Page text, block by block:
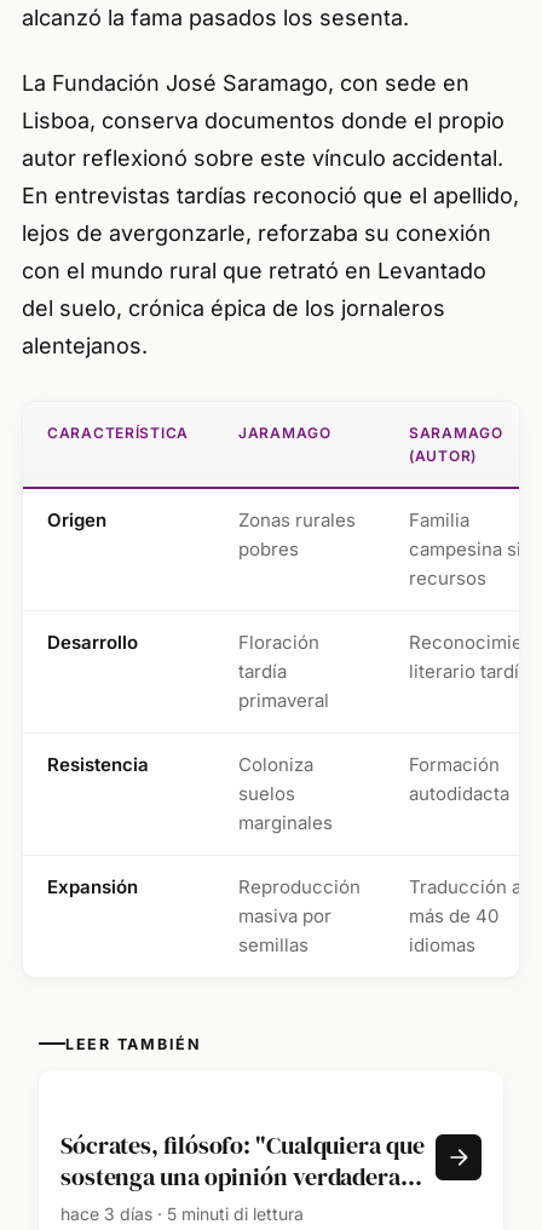
alcanzó la fama pasados los sesenta.
La Fundación José Saramago, con sede en
Lisboa, conserva documentos donde el propio
autor reflexionó sobre este vínculo accidental.
En entrevistas tardías reconoció que el apellido,
lejos de avergonzarle, reforzaba su conexión
con el mundo rural que retrató en Levantado
del suelo, crónica épica de los jornaleros
alentejanos.
CARACTERÍSTICA JARAMAGO
SARAMAGO
(AUTOR)
Origen
Zonas rurales
pobres
Familia
campesina sin
recursos
Desarrollo
Floración
tardía
primaveral
literario tardío
Resistencia
Coloniza
suelos
marginales
Formación
autodidacta
Expansión
Reproducción
masiva por
semillas
Traducción a
más de 40
idiomas
LEER TAMBIÉN
Sócrates, filósofo: "Cualquiera que
sostenga una opinión verdadera
sobre un tema que no entiende es
hace 3 días · 5 minuti di lettura